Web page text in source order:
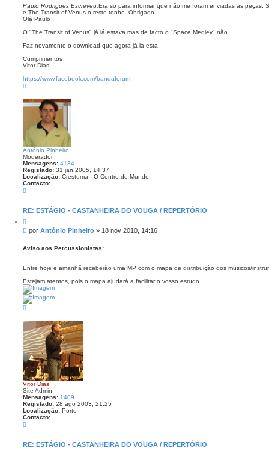
i
o
D
a
rn
s
a
g
m
Paulo Rodrigues Escreveu:Era só para informar que não me foram enviadas as peças:
e The Transit of Venus o resto tenho. Obrigado
Olá Paulo
O "The Transit of Venus" já lá estava mas de facto o "Space Medley" não.
Faz novamente o download que agora já lá está.
Cumprimentos
Vitor Dias
https://www.facebook.com/bandaforum
p
o
António Pinheiro
Moderador
Mensagens: 4134
Registado: 31 jan 2005, 14:37
Localização: Crestuma - O Centro do Mundo
Contacto:
t
t
o
n
n
o
P
i
n
i
o
RE: ESTÁGIO - CASTANHEIRA DO VOUGA / REPERTÓRIO
i
t
r
M
n
g
e
m
por António Pinheiro » 18 nov 2010, 14:16
Aviso aos Percussionistas:
Entre hoje e amanhã receberão uma MP com o mapa de distribuição dos músicos/
Estejam atentos, pois o mapa ajudará a facilitar o vosso estudo.
p
Vitor Dias
Site Admin
Mensagens: 1409
Registado: 28 ago 2003, 21:25
Localização: Porto
Contacto:
t
RE: ESTÁGIO - CASTANHEIRA DO VOUGA / REPERTÓRIO